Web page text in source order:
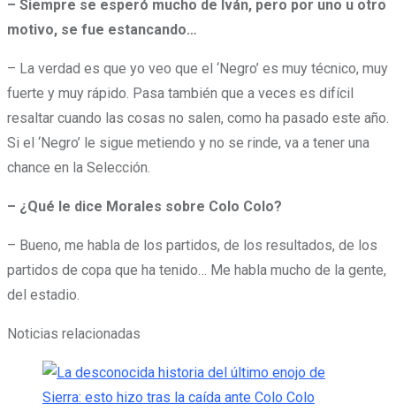
– Siempre se esperó mucho de Iván, pero por uno u otro
motivo, se fue estancando…
– La verdad es que yo veo que el ‘Negro’ es muy técnico, muy
fuerte y muy rápido. Pasa también que a veces es difícil
resaltar cuando las cosas no salen, como ha pasado este año.
Si el ‘Negro’ le sigue metiendo y no se rinde, va a tener una
chance en la Selección.
– ¿Qué le dice Morales sobre Colo Colo?
– Bueno, me habla de los partidos, de los resultados, de los
partidos de copa que ha tenido… Me habla mucho de la gente,
del estadio.
Noticias relacionadas